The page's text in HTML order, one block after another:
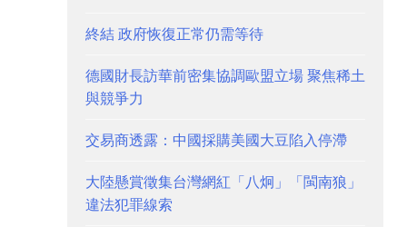
終結 政府恢復正常仍需等待
德國財長訪華前密集協調歐盟立場 聚焦稀土
與競爭力
交易商透露：中國採購美國大豆陷入停滯
大陸懸賞徵集台灣網紅「八炯」「閩南狼」
違法犯罪線索